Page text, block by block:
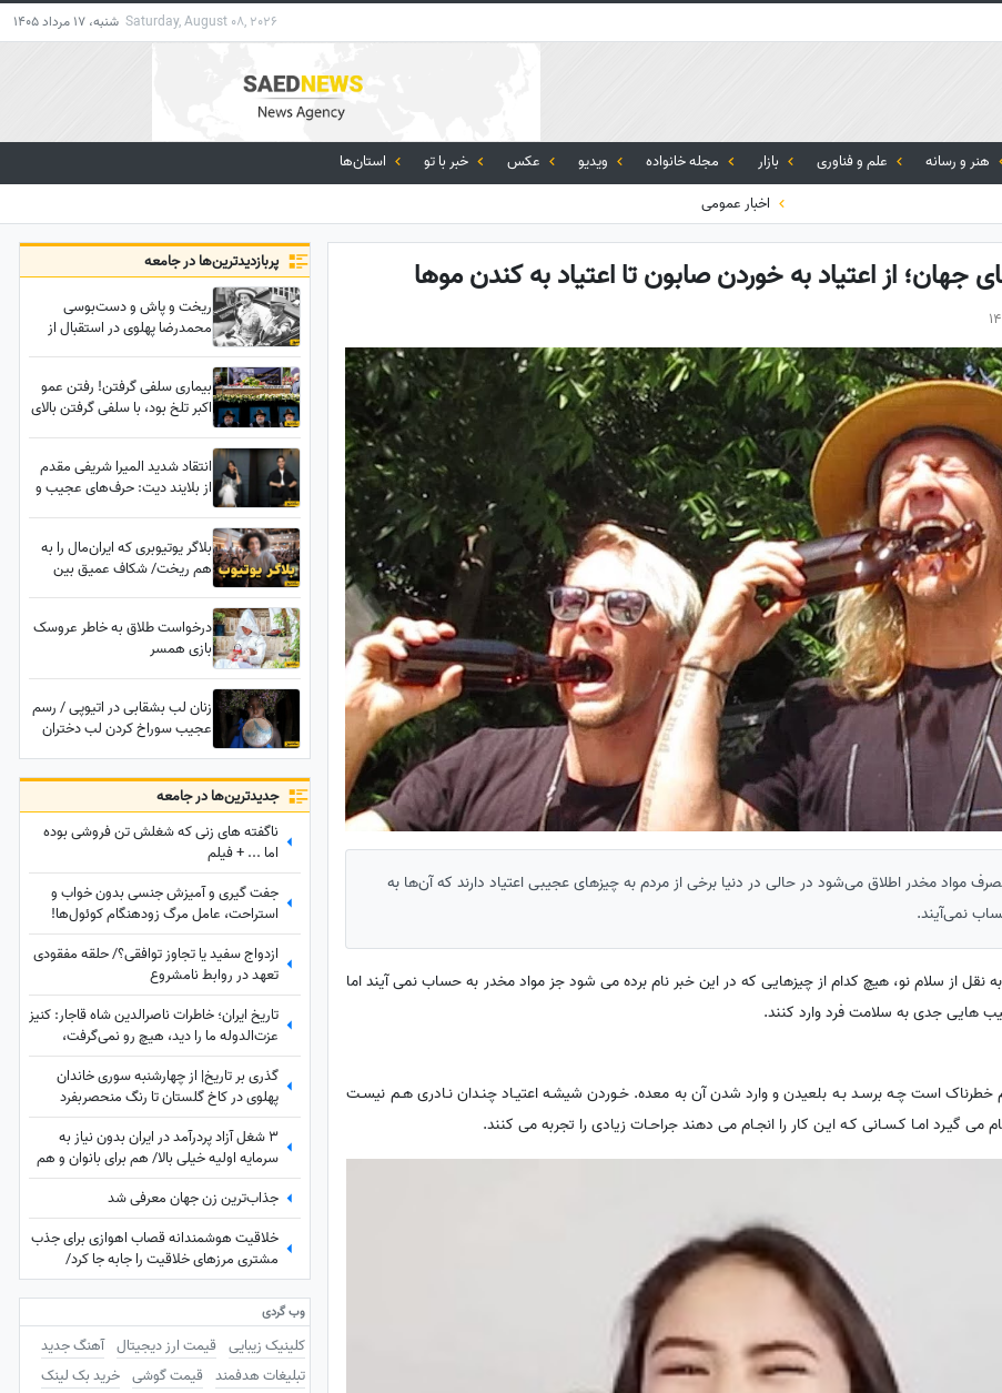
Saturday, August 08, 2026 شنبه، 17 مرداد 1405
هنر و رسانه علم و فناوری بازار مجله خانواده ویدیو عکس خبر با تو
استان‌ها
اخبار عمومی
جهان؛ از اعتیاد به خوردن صابون تا اعتیاد به کندن موها
مواد مخدر اطلاق می‌شود در حالی در دنیا برخی از مردم به چیزهای عجیبی اعتیاد دارند که آن‌ها به
نمی‌آیند.
نقل از سلام نو، هیچ کدام از چیزهایی که در این خبر نام برده می شود جز مواد مخدر به حساب نمی آیند اما
هایی جدی به سلامت فرد وارد کنند.
است چـه برسـد بـه بلعیدن و وارد شدن آن به معده. خـوردن شیشـه اعتیـاد چنـدان نـادری هـم نیسـت
می گیـرد امـا کـسـانی کـه ایـن کار را انجـام می دهند جراحـات زیادی را تجربه می کنند.
پربازدید‌ترین‌ها در جامعه
ریخت و پاش و دست‌بوسی
محمدرضا پهلوی در استقبال از
بیماری سلفی گرفتن! رفتن عمو
اکبر تلخ بود، با سلفی گرفتن بالای
انتقاد شدید المیرا شریفی مقدم
از بلایند دیت: حرف‌های عجیب و
بلاگر یوتیوبری که ایران‌مال را به
هم ریخت/ شکاف عمیق بین
درخواست طلاق به خاطر عروسک‌
بازی همسر
زنان لب بشقابی در اتیوپی / رسم
عجیب سوراخ کردن لب دختران
زیباتر! + تصاویر
جدید‌ترین‌ها در جامعه
ناگفته های زنی که شغلش تن فروشی بوده
اما ... + فیلم
جفت گیری و آمیزش جنسی بدون خواب و
استراحت، عامل مرگ زودهنگام کوئول‌ها!
+عکس
ازدواج سفید یا تجاوز توافقی؟/ حلقه مفقودی
تعهد در روابط نامشروع
تاریخ ایران؛ خاطرات ناصرالدین شاه قاجار: کنیز
عزت‌الدوله ما را دید، هیچ رو نمی‌گرفت،
بسیار خجالت کشیدیم و...
گذری بر تاریخ| از چهارشنبه سوری خاندان
پهلوی در کاخ گلستان تا رنگ منحصربفرد
شورولت کوروت 1979 در محله در گیشا، 60
سال پیش
3 شغل آزاد پردرآمد در ایران بدون نیاز به
سرمایه اولیه خیلی بالا/ هم برای بانوان و هم
آقایون
جذاب‌ترین زن جهان معرفی شد
خلاقیت هوشمندانه قصاب اهوازی برای جذب
مشتری مرزهای خلاقیت را جابه جا کرد/
مغزشو باید طلا گرفت +عکس
وب گردی
کلینیک زیبایی قیمت ارز دیجیتال آهنگ جدید
تبلیغات هدفمند قیمت گوشی خرید بک لینک